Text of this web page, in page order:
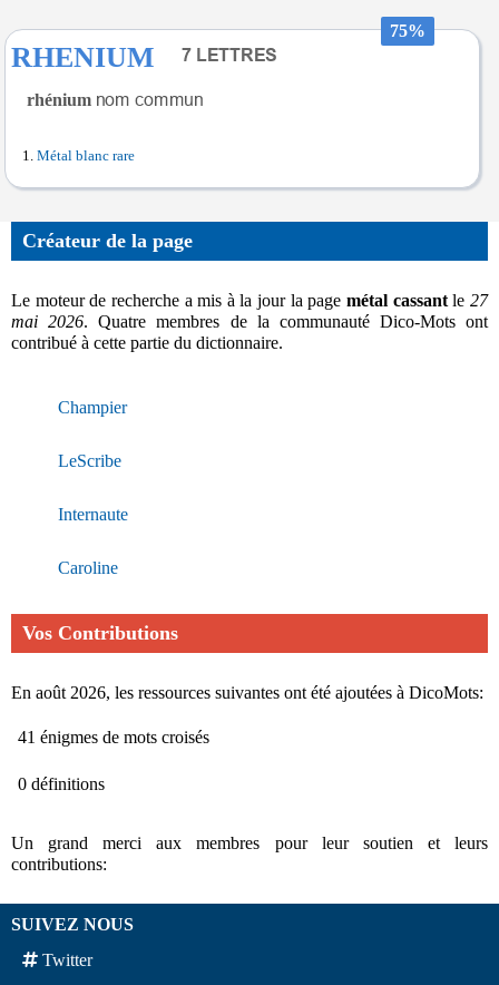
75%
RHENIUM
rhénium
Métal blanc rare
Créateur de la page
Le moteur de recherche a mis à la jour la pagemétal cassantle27
mai 2026. Quatre membres de la communauté Dico-Mots ont
contribué à cette partie du dictionnaire.
Champier
LeScribe
Internaute
Caroline
Vos Contributions
En août 2026, les ressources suivantes ont été ajoutées à DicoMots:
41 énigmes de mots croisés
0 définitions
Un grand merci aux membres pour leur soutien et leurs
contributions:
SUIVEZ NOUS
Twitter